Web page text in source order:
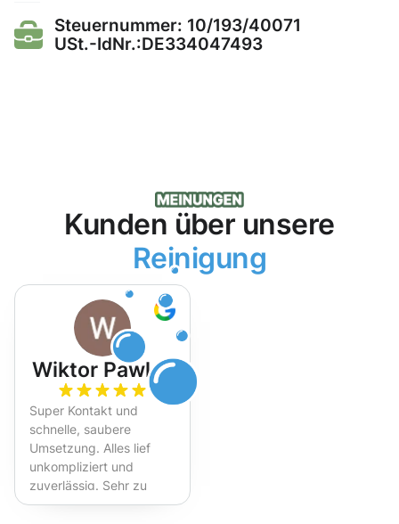
Steuernummer: 10/193/40071
USt.-IdNr.:DE334047493
Kunden über unsere
Reinigung
Wiktor Pawlak
Super Kontakt und
schnelle, saubere
Umsetzung. Alles lief
unkompliziert und
zuverlässig. Sehr zu
empfehlen!